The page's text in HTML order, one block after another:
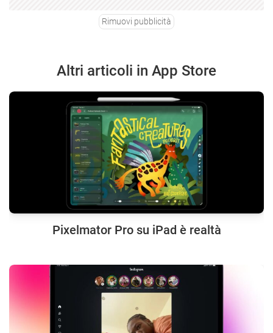
Rimuovi pubblicità
Altri articoli in App Store
Pixelmator Pro su iPad è realtà